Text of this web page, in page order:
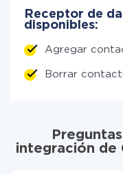
Receptor de
disponibles:
Agregar
Borrar
integración de